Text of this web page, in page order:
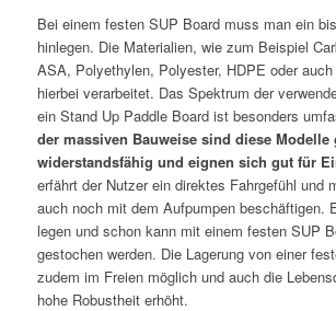
Bei einem festen SUP Board muss man ein
hinlegen. Die Materialien, wie zum Beispiel
ASA, Polyethylen, Polyester, HDPE oder
hierbei verarbeitet. Das Spektrum der
ein Stand Up Paddle Board ist besonders
der massiven Bauweise sind diese Modelle
widerstandsfähig und eignen sich gut für
erfährt der Nutzer ein direktes Fahrgefühl und
auch noch mit dem Aufpumpen beschäftigen.
legen und schon kann mit einem festen SUP
gestochen werden. Die Lagerung von einer
zudem im Freien möglich und auch die
hohe Robustheit erhöht.